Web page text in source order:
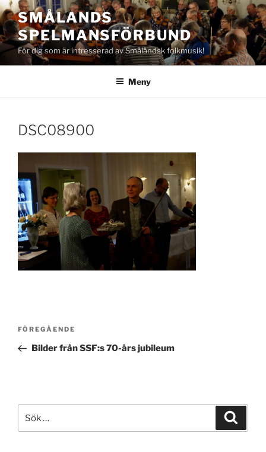
Hoppa
till
innehåll
SMÅLANDS
SPELMANSFÖRBUND
För dig som är intresserad av Småländsk folkmusik!
Meny
DSC08900
Inläggsnavigering
Föregående
inlägg
FÖREGÅENDE
Bilder från SSF:s 70-års jubileum
efter: